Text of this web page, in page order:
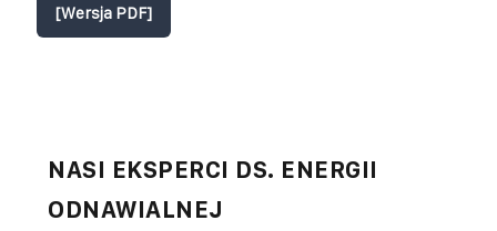
[Wersja PDF]
NASI EKSPERCI DS. ENERGII
ODNAWIALNEJ